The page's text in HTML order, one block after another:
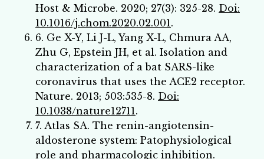
Host & Microbe. 2020; 27(3): 325-28. Doi:
10.1016/j.chom.2020.02.001 .
6. Ge X-Y, Li J-L, Yang X-L, Chmura AA,
Zhu G, Epstein JH, et al. Isolation and
characterization of a bat SARS-like
coronavirus that uses the ACE2 receptor.
Nature. 2013; 503:535-8. Doi:
10.1038/nature12711 .
7. Atlas SA. The renin-angiotensin-
aldosterone system: Patophysiological
role and pharmacologic inhibition.